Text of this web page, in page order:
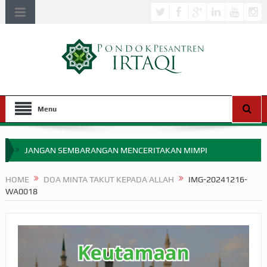
Menu
JANGAN SEMBARANGAN MENCERITAKAN MIMPI
MIMPI YANG DIABAIKAN MENJELANG PERANG BADAR
SEBELUM TIBA SAAT WAJIB?
HAKIKAT NIKMAT DI DUNIA!
HOME DOA MINTA TAKUT KEPADA ALLAH
IMG-20241216-
WA0018